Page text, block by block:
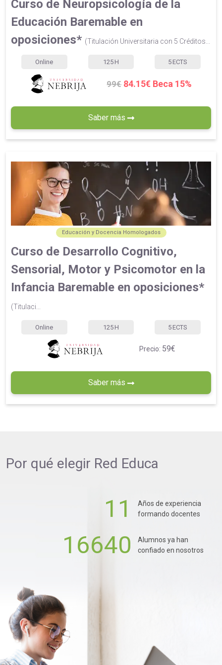
Curso de Neuropsicología de la
Educación Baremable en
oposiciones* (Titulación Universitaria con 5 Créditos...
Online 125 H 5 ECTS
99€ 84.15€ Beca 15%
Saber más
Educación y Docencia Homologados
Curso de Desarrollo Cognitivo,
Sensorial, Motor y Psicomotor en la
Infancia Baremable en oposiciones*
(Titulaci...
Online 125 H 5 ECTS
Precio: 59€
Saber más
Por qué elegir Red Educa
11
Años de experiencia
formando docentes
16640
Alumnos ya han
confiado en nosotros